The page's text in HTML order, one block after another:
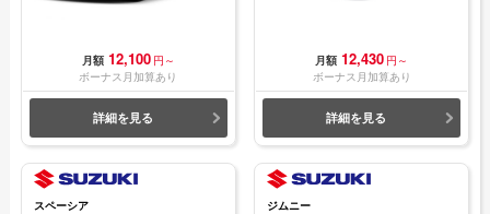
月額 12,100 円～
ボーナス月加算あり
詳細を見る
月額 12,430 円～
ボーナス月加算あり
詳細を見る
スペーシア ジムニー